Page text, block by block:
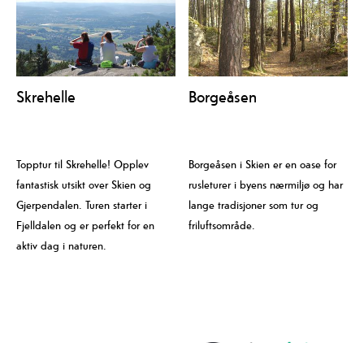
Skrehelle
Topptur til Skrehelle! Opplev
fantastisk utsikt over Skien og
Gjerpendalen. Turen starter i
Fjelldalen og er perfekt for en
aktiv dag i naturen.
Borgeåsen
Borgeåsen i Skien er en oase for
rusleturer i byens nærmiljø og har
lange tradisjoner som tur og
friluftsområde.